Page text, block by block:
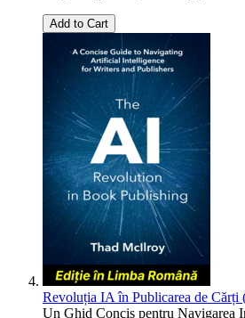
Add to Cart
Revoluția IA în Publicarea de
Un Ghid Concis pentru Navigarea